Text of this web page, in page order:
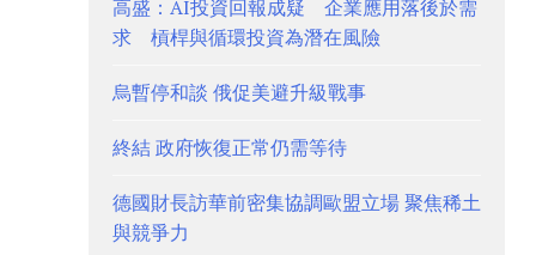
高盛：AI投資回報成疑 企業應用落後於需
求 槓桿與循環投資為潛在風險
烏暫停和談 俄促美避升級戰事
終結 政府恢復正常仍需等待
德國財長訪華前密集協調歐盟立場 聚焦稀土
與競爭力